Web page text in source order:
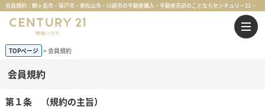
会員規約｜鶴ヶ島市・坂戸市・東松山市・川越市の不動産購入・不動産売却のことならセンチュリー21明和ハウス
TOPページ 会員規約
会員規約
第１条 （規約の主旨）